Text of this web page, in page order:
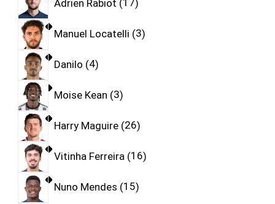
Adrien Rabiot 17
Manuel Locatelli 3
Danilo 4
Moise Kean 3
Harry Maguire 26
Vitinha Ferreira 16
Nuno Mendes 15